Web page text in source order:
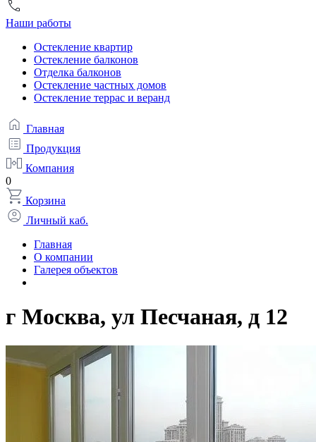
Наши работы
Остекление квартир
Остекление балконов
Отделка балконов
Остекление частных домов
Остекление террас и веранд
Главная
Продукция
Компания
0
Корзина
Личный каб.
Главная
О компании
Галерея объектов
г Москва, ул Песчаная, д 12